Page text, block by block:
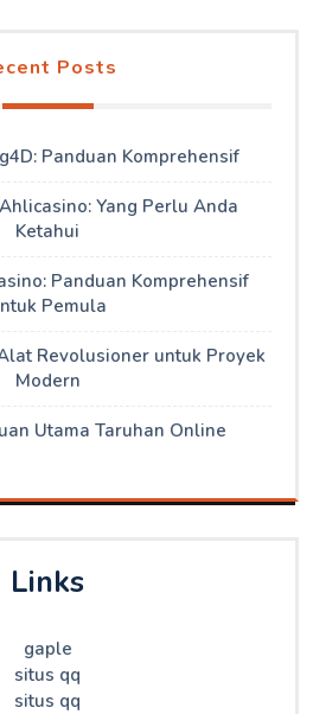
Posts
Panduan Komprehensif
Yang Perlu Anda
Ketahui
Panduan Komprehensif
Pemula
Revolusioner untuk Proyek
Modern
Utama Taruhan Online
Links
gaple
situs qq
situs qq